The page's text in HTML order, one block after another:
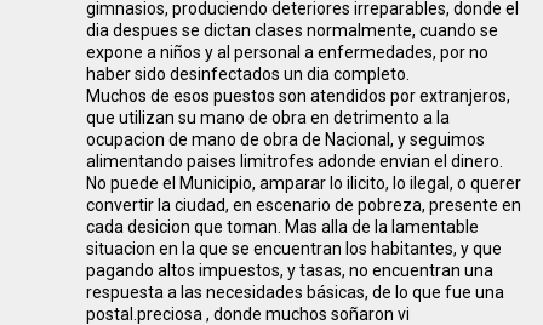
gimnasios, produciendo deteriores irreparables, donde el
dia despues se dictan clases normalmente, cuando se
expone a niños y al personal a enfermedades, por no
haber sido desinfectados un dia completo.
Muchos de esos puestos son atendidos por extranjeros,
que utilizan su mano de obra en detrimento a la
ocupacion de mano de obra de Nacional, y seguimos
alimentando paises limitrofes adonde envian el dinero.
No puede el Municipio, amparar lo ilicito, lo ilegal, o querer
convertir la ciudad, en escenario de pobreza, presente en
cada desicion que toman. Mas alla de la lamentable
situacion en la que se encuentran los habitantes, y que
pagando altos impuestos, y tasas, no encuentran una
respuesta a las necesidades básicas, de lo que fue una
postal.preciosa , donde muchos soñaron vi